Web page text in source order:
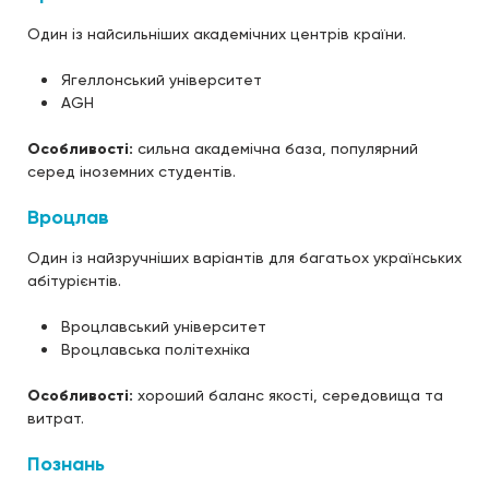
Один із найсильніших академічних центрів країни.
Ягеллонський університет
AGH
Особливості: сильна академічна база, популярний
серед іноземних студентів.
Вроцлав
Один із найзручніших варіантів для багатьох українських
абітурієнтів.
Вроцлавський університет
Вроцлавська політехніка
Особливості: хороший баланс якості, середовища та
витрат.
Познань